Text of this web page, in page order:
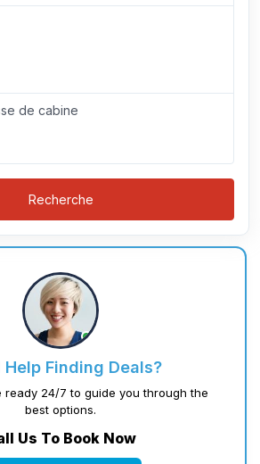
de cabine
Recherche
Help Finding Deals?
ready 24/7 to guide you through the
best options.
Us To Book Now